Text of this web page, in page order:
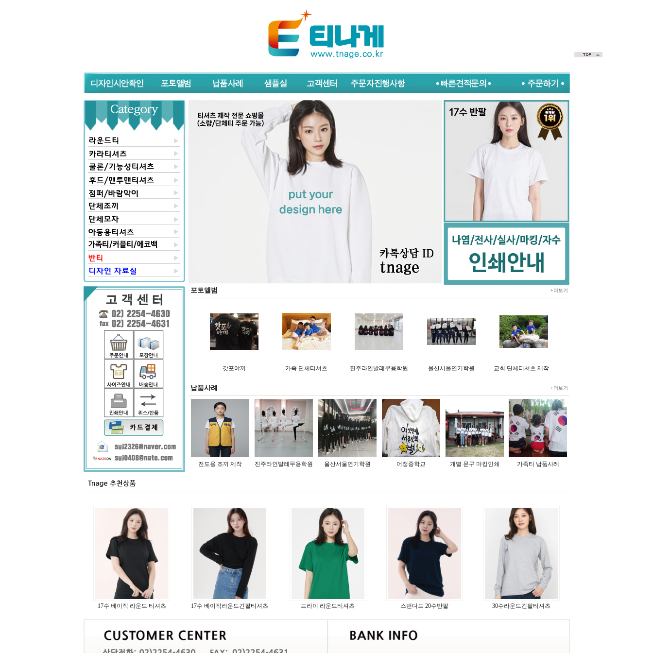
포토앨범 +더보기
갓포야끼 가족 단체티셔츠 진주라인발레무용학원 울산서울연기학원 교회 단체티셔츠 제작...
납품사례 +더보기
전도용 조끼 제작 진주라인발레무용학원 울산서울연기학원 어정중학교 개별 문구 마킹인쇄 가족티 납품사례
17수 베이직 라운드 티셔츠 17수 베이직라운드긴팔티셔츠 드라이 라운드티셔츠 스탠다드 20수반팔 30수라운드긴팔티셔츠